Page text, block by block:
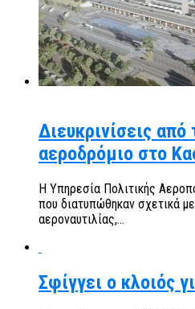
Διευκρινίσεις
αεροδρόμιο στο
Η Υπηρεσία Πολιτικής
που διατυπώθηκαν σχετικά
αεροναυτιλίας,...
Σφίγγει ο κλοιός